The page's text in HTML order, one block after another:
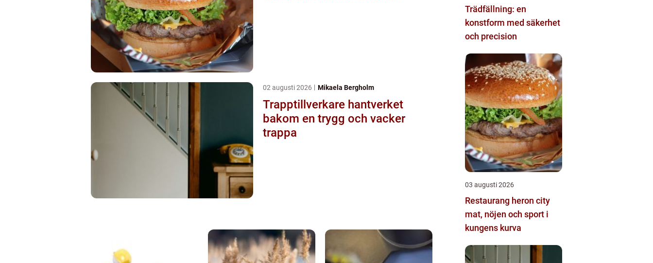
02 augusti 2026 Mikaela Bergholm
Trapptillverkare hantverket
bakom en trygg och vacker
trappa
Trädfällning: en
konstform med säkerhet
och precision
03 augusti 2026
Restaurang heron city
mat, nöjen och sport i
kungens kurva